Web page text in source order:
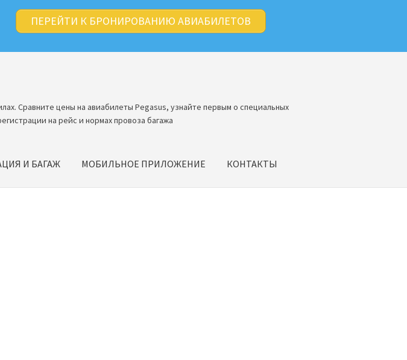
ПЕРЕЙТИ К БРОНИРОВАНИЮ АВИАБИЛЕТОВ
Сравните цены на авиабилеты Pegasus, узнайте первым о специальных
на рейс и нормах провоза багажа
И БАГАЖ МОБИЛЬНОЕ ПРИЛОЖЕНИЕ КОНТАКТЫ